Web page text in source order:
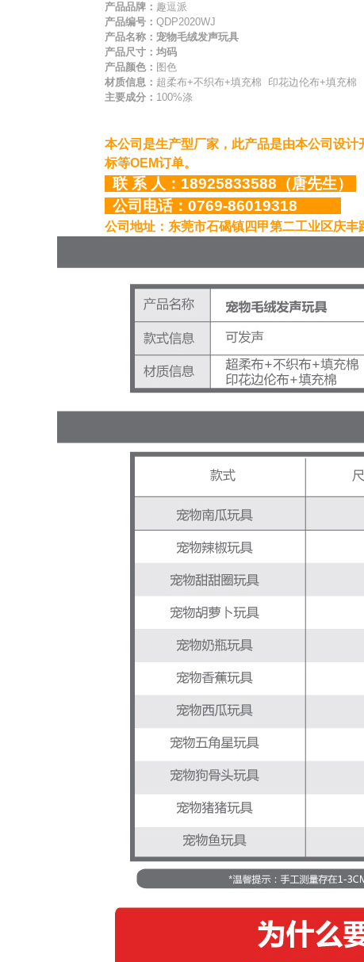
产品品牌： 趣逗派
产品编号： QDP2020WJ
产品名称： 宠物毛绒发声玩具
产品尺寸：均码
产品颜色： 图色
材质信息： 超柔布+不织布+填充棉 印花边伦布+填充棉
主要成分： 100%涤
本公司是生产型厂家，此产品是由本公司设
标等OEM订单。
联 系 人：18925833588（唐先生）
公司电话：0769-86019318
公司地址：东莞市石碣镇四甲第二工业区庆丰